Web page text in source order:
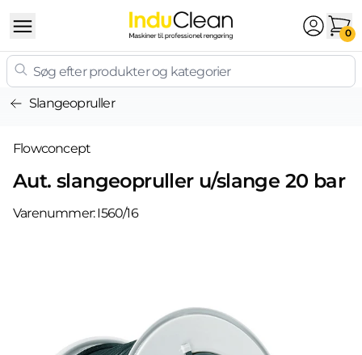
0
Slangeopruller
Flowconcept
Aut. slangeopruller u/slange 20 bar
Varenummer:I560/16